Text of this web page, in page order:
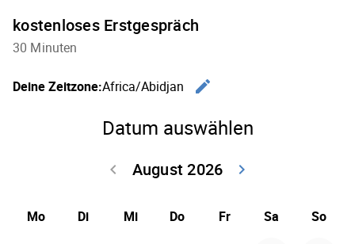
kostenloses Erstgespräch
30 Minuten
Deine Zeitzone:Africa/Abidjan
edit
Datum auswählen
August 2026
keyboard_arrow_left
keyboard_arrow_right
Mo Di Mi Do Fr Sa So